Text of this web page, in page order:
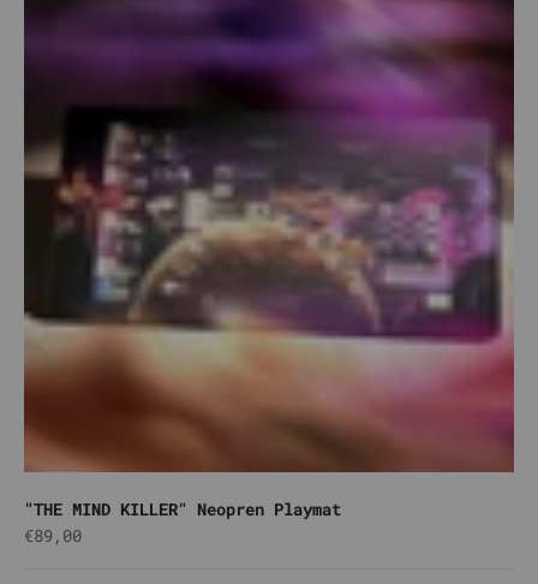
"THE MIND KILLER" Neopren Playmat
Angebot
€89,00